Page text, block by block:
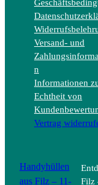
Versand- und
n
Informationen
Echtheit von
Vertrag
Handyhüllen
aus Filz – 11-
Filz